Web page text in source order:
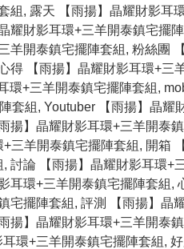
組, 露天 【雨揚】晶耀財影耳
耀財影耳環+三羊開泰鎮宅擺
羊開泰鎮宅擺陣套組, 粉絲團
得 【雨揚】晶耀財影耳環+三
環+三羊開泰鎮宅擺陣套組,
套組, Youtuber 【雨揚】晶
揚】晶耀財影耳環+三羊開泰
三羊開泰鎮宅擺陣套組, 開箱
討論 【雨揚】晶耀財影耳環+
耳環+三羊開泰鎮宅擺陣套組,
宅擺陣套組, 評測 【雨揚】晶
揚】晶耀財影耳環+三羊開泰
環+三羊開泰鎮宅擺陣套組,